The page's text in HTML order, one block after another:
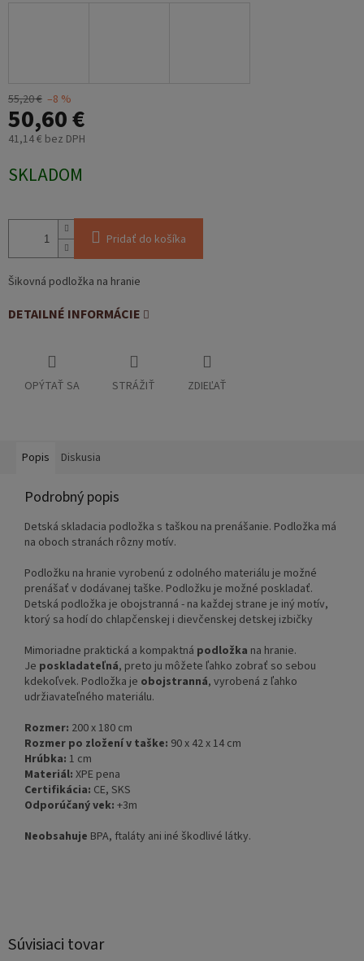
55,20 € –8 %
50,60 €
41,14 € bez DPH
cena:
SKLADOM
Pridať do košíka
Šikovná podložka na hranie
DETAILNÉ INFORMÁCIE
OPÝTAŤ SA STRÁŽIŤ ZDIEĽAŤ
Súvisiaci tovar
Popis Diskusia
Podrobný popis
Detská skladacia podložka s taškou na prenášanie. Podložka má
na oboch stranách rôzny motív.
Podložku na hranie vyrobenú z odolného materiálu je možné
prenášať v dodávanej taške. Podložku je možné poskladať.
Detská podložka je obojstranná - na každej strane je iný motív,
ktorý sa hodí do chlapčenskej i dievčenskej detskej izbičky
Mimoriadne praktická a kompaktná podložka na hranie.
Je poskladateľná, preto ju môžete ľahko zobrať so sebou
kdekoľvek. Podložka je obojstranná, vyrobená z ľahko
udržiavateľného materiálu.
Rozmer: 200 x 180 cm
Rozmer po zložení v taške: 90 x 42 x 14 cm
Hrúbka: 1 cm
Materiál: XPE pena
Certifikácia: CE, SKS
Odporúčaný vek: +3m
Neobsahuje BPA, ftaláty ani iné škodlivé látky.